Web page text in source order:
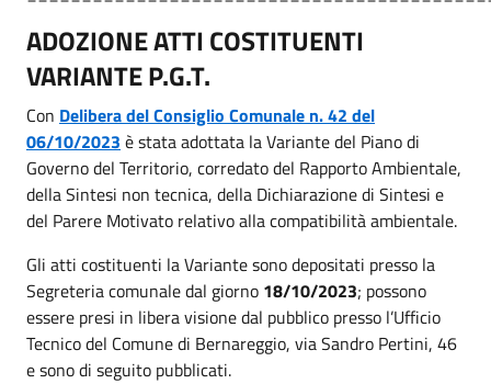
ADOZIONE ATTI COSTITUENTI
VARIANTE P.G.T.
Con Delibera del Consiglio Comunale n. 42 del
06/10/2023 è stata adottata la Variante del Piano di
Governo del Territorio, corredato del Rapporto Ambientale,
della Sintesi non tecnica, della Dichiarazione di Sintesi e
del Parere Motivato relativo alla compatibilità ambientale.
Gli atti costituenti la Variante sono depositati presso la
Segreteria comunale dal giorno 18/10/2023; possono
essere presi in libera visione dal pubblico presso l’Ufficio
Tecnico del Comune di Bernareggio, via Sandro Pertini, 46
e sono di seguito pubblicati.